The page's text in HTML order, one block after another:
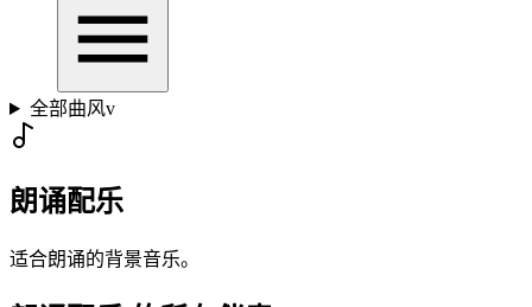
全部曲风v
朗诵配乐
适合朗诵的背景音乐。